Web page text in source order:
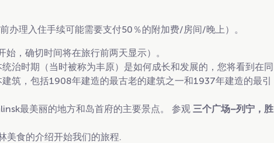
办理入住手续可能需要支付50％的附加费/房间/晚上）。
始，确切时间将在旅行前两天显示）。
治时期（当时被称为丰原）是如何成长和发展的，您将看到在同
筑，包括1908年建造的最古老的建筑之一和1937年建造的最引
最美丽的地方和岛首府的主要景点。 参观 三个广场–列宁，胜
美食的介绍开始我们的旅程.